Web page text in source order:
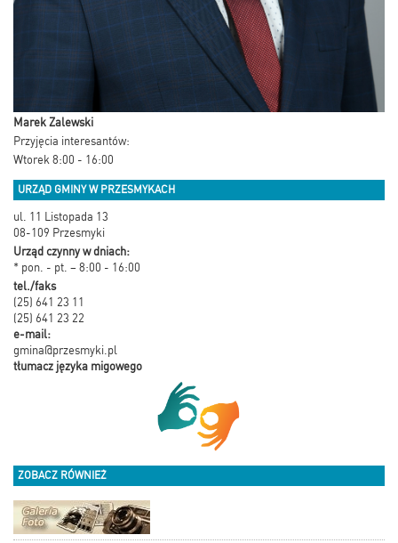
Marek Zalewski
Przyjęcia interesantów:
Wtorek 8:00 - 16:00
URZĄD GMINY W PRZESMYKACH
ul. 11 Listopada 13
08-109 Przesmyki
Urząd czynny w dniach:
* pon. - pt. – 8:00 - 16:00
tel./faks
(25) 641 23 11
(25) 641 23 22
e-mail:
gmina@przesmyki.pl
tłumacz języka migowego
ZOBACZ RÓWNIEŻ